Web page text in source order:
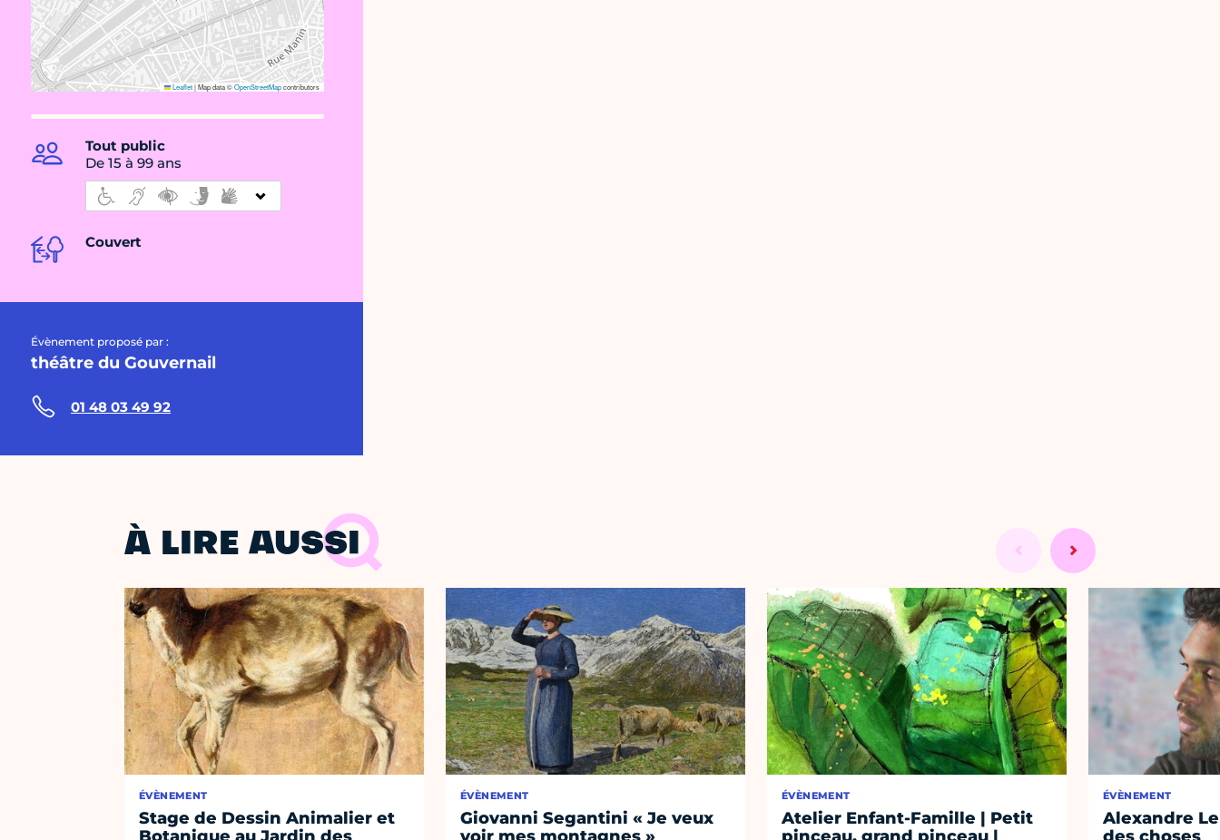
Leaflet|Map data ©OpenStreetMapcontributors
Tout public
De 15 à 99 ans
Couvert
Évènement proposé par :
théâtre du Gouvernail
01 48 03 49 92
À LIRE AUSSI
ÉVÈNEMENT
Stage de Dessin Animalier et
ÉVÈNEMENT
Giovanni Segantini « Je veux
ÉVÈNEMENT
Atelier Enfant-Famille | Petit
ÉVÈNEMENT
Alexandre